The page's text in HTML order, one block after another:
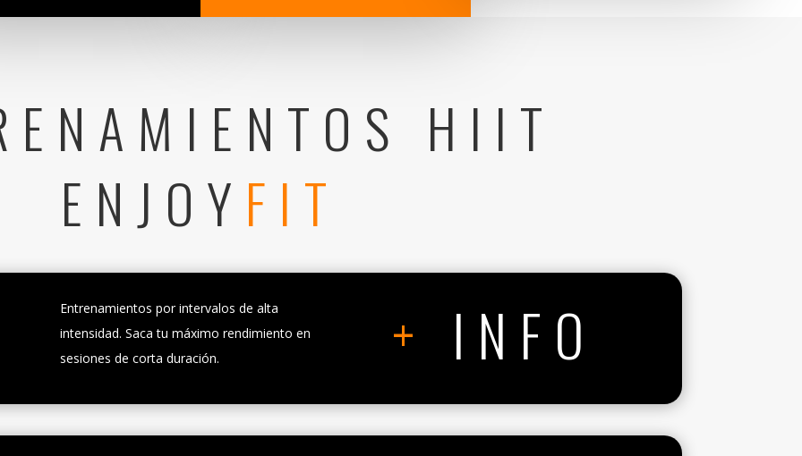
HIIT
ENJOY FIT
Entrenamientos por intervalos de alta
intensidad. Saca tu máximo rendimiento en
sesiones de corta duración.
+ INFO